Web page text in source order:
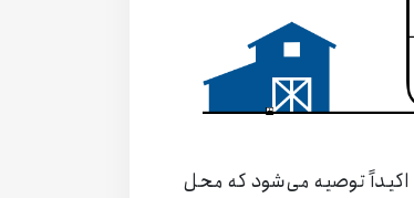
توصیه می‌شود که محل